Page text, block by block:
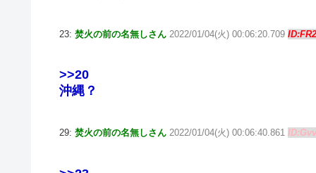
23: 焚火の前の名無しさん 2022/01/04(火) 00:06:20.709
>>20
沖縄？
29: 焚火の前の名無しさん 2022/01/04(火) 00:06:40.861